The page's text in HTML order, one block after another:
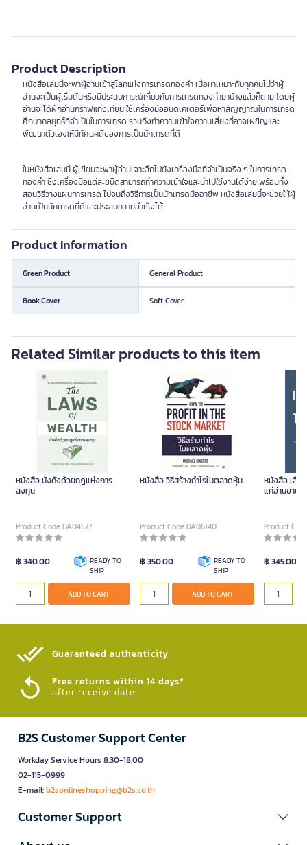
Product Description
หนังสือเล่มนี้จะพาผู้อ่านเข้าสู่โลกแห่งการเทรดทองคำ เนื้อหาเหมาะกับทุกคนไม่ว่าผู้
อ่านจะเป็นผู้เริ่มต้นหรือมีประสบการณ์เกี่ยวกับการเทรดทองคำมาบ้างแล้วก็ตาม โดยผู้
อ่านจะได้ฝึกอ่านกราฟแท่งเทียน ใช้เครื่องมืออินดิเคเตอร์เพื่อหาสัญญาณในการเทรด
ศึกษากลยุทธ์ที่จำเป็นในการเทรด รวมถึงทำความเข้าใจความเสี่ยงที่อาจเผชิญและ
พัฒนาตัวเองให้มีทัศนคติของการเป็นนักเทรดที่ดี
ในหนังสือเล่มนี้ ผู้เขียนจะพาผู้อ่านเจาะลึกไปยังเครื่องมือที่จำเป็นจริง ๆ ในการเทรด
ทองคำ ซึ่งเครื่องมือแต่ละชนิดสามารถทำความเข้าใจและนำไปใช้งานได้ง่าย พร้อมทั้ง
สอนวิธีวางแผนการเทรด ไปจนถึงวิธีการเป็นนักเทรดมืออาชีพ หนังสือเล่มนี้จะช่วยให้ผู้
อ่านเป็นนักเทรดที่ดีและประสบความสำเร็จได้
Product Information
Green Product General Product
Book Cover Soft Cover
Related Similar products to this item
หนังสือ มั่งคั่งด้วยกฎแห่งการ
ลงทุน
Product Code DA04577
฿ 340.00
READY TO
SHIP
ADD TO CART
หนังสือ วิธีสร้างกำไรในตลาดหุ้น
Product Code DA06140
฿ 350.00
READY TO
SHIP
ADD TO CART
หนังสือ เลือ
แค่อ่านขาด
Product
฿ 345.00
Guaranteed authenticity​
Free returns within 14 days*
after receive date
B2S Customer Support Center
Workday Service Hours 8.30-18.00
02-115-0999
E-mail:b2sonlineshopping@b2s.co.th
Customer Support